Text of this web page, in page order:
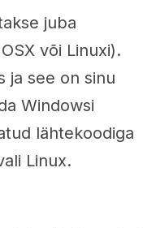
juba
või Linuxi).
ja see on sinu
Windowsi
lähtekoodiga
Linux.